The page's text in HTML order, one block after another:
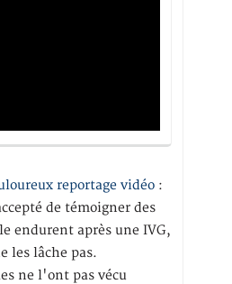
reportage vidéo :
de témoigner des
endurent après une IVG,
les lâche pas.
ne l'ont pas vécu